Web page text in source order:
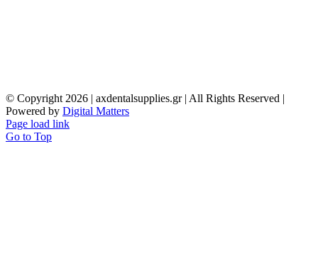
© Copyright 2026 | axdentalsupplies.gr | All Rights Reserved |
Powered by Digital Matters
Page load link
Go to Top